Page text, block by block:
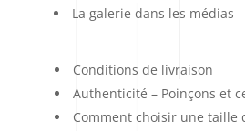
La galerie dans les médias
Conditions de livraison
Authenticité – Poinçons et
Comment choisir une taille